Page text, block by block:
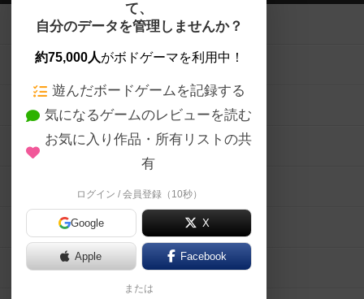
て、
自分のデータを管理しませんか？
約75,000人がボドゲーマを利用中！
遊んだボードゲームを記録する
気になるゲームのレビューを読む
お気に入り作品・所有リストの共
有
ログイン / 会員登録（10秒）
Google X
Apple Facebook
または
ボードゲームを検索する
ボードゲームの新着レビュー
ボードゲーム会情報
メカニクス特集
掲示板・トピックス
ボドとも・会員一覧
ボードゲーム業界コラム